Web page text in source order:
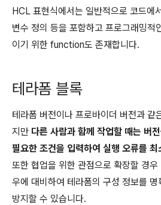
HCL 표현식에서는 일반적으로 코드에
변수 정의 등을 포함하고 프로그래밍적
이기 위한 function도 존재합니다.
테라폼 블록
테라폼 버전이나 프로바이더 버전과 같
지만 다른 사람과 함께 작업할 때는 버
필요한 조건을 입력하여 실행 오류를
또한 협업을 위한 관점으로 확장할 경
우에 대비하여 테라폼의 구성 정보를
방지할 수 있습니다.